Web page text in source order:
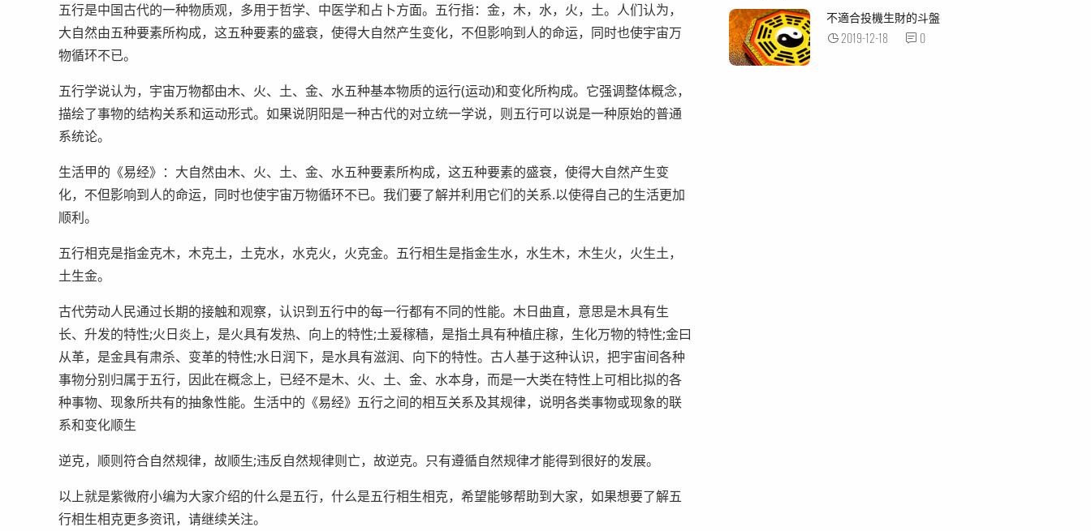
五行是中国古代的一种物质观，多用于哲学、中医学和占卜方面。五行指：金，木，水，火，土。人们认为，
大自然由五种要素所构成，这五种要素的盛衰，使得大自然产生变化，不但影响到人的命运，同时也使宇宙万
物循环不已。
五行学说认为，宇宙万物都由木、火、土、金、水五种基本物质的运行(运动)和变化所构成。它强调整体概念，
描绘了事物的结构关系和运动形式。如果说阴阳是一种古代的对立统一学说，则五行可以说是一种原始的普通
系统论。
生活甲的《易经》：大自然由木、火、土、金、水五种要素所构成，这五种要素的盛衰，使得大自然产生变
化，不但影响到人的命运，同时也使宇宙万物循环不已。我们要了解并利用它们的关系.以使得自己的生活更加
顺利。
五行相克是指金克木，木克土，土克水，水克火，火克金。五行相生是指金生水，水生木，木生火，火生土，
土生金。
古代劳动人民通过长期的接触和观察，认识到五行中的每一行都有不同的性能。木日曲直，意思是木具有生
长、升发的特性;火日炎上，是火具有发热、向上的特性;土爰稼穑，是指土具有种植庄稼，生化万物的特性;金曰
从革，是金具有肃杀、变革的特性;水日润下，是水具有滋润、向下的特性。古人基于这种认识，把宇宙间各种
事物分别归属于五行，因此在概念上，已经不是木、火、土、金、水本身，而是一大类在特性上可相比拟的各
种事物、现象所共有的抽象性能。生活中的《易经》五行之间的相互关系及其规律，说明各类事物或现象的联
系和变化顺生
逆克，顺则符合自然规律，故顺生;违反自然规律则亡，故逆克。只有遵循自然规律才能得到很好的发展。
以上就是紫微府小编为大家介绍的什么是五行，什么是五行相生相克，希望能够帮助到大家，如果想要了解五
行相生相克更多资讯，请继续关注。
不適合投機生財的斗盤
2019-12-18 0